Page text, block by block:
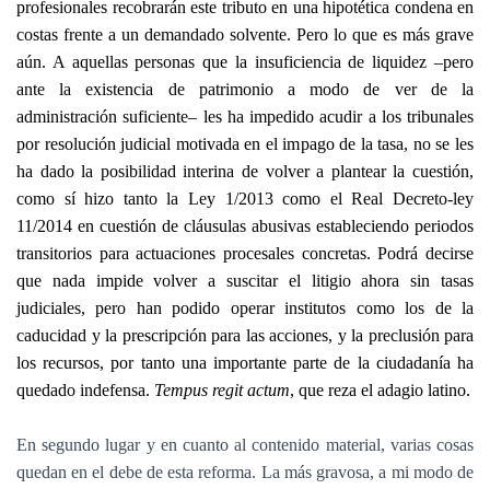
profesionales recobrarán este tributo en una hipotética condena en
costas frente a un demandado solvente. Pero lo que es más grave
aún. A aquellas personas que la insuficiencia de liquidez –pero
ante la existencia de patrimonio a modo de ver de la
administración suficiente– les ha impedido acudir a los tribunales
por resolución judicial motivada en el impago de la tasa, no se les
ha dado la posibilidad interina de volver a plantear la cuestión,
como sí hizo tanto la Ley 1/2013 como el Real Decreto-ley
11/2014 en cuestión de cláusulas abusivas estableciendo periodos
transitorios para actuaciones procesales concretas. Podrá decirse
que nada impide volver a suscitar el litigio ahora sin tasas
judiciales, pero han podido operar institutos como los de la
caducidad y la prescripción para las acciones, y la preclusión para
los recursos, por tanto una importante parte de la ciudadanía ha
quedado indefensa. Tempus regit actum, que reza el adagio latino.
En segundo lugar y en cuanto al contenido material, varias cosas
quedan en el debe de esta reforma. La más gravosa, a mi modo de